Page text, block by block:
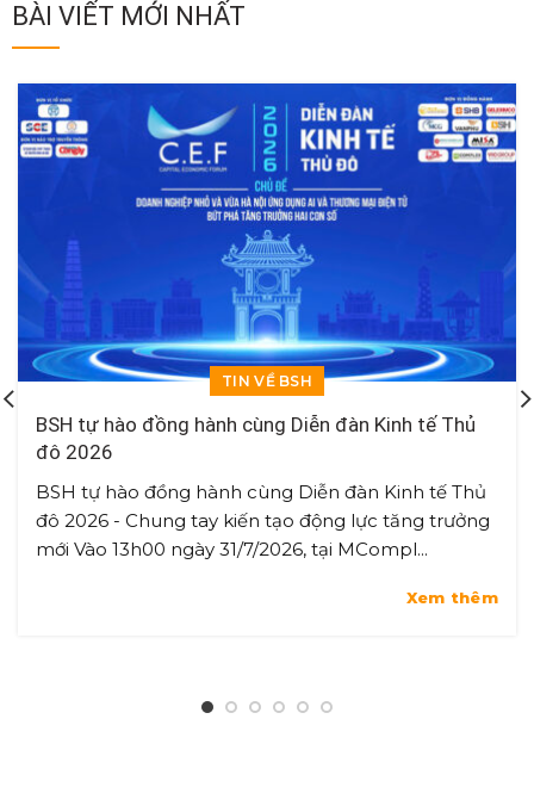
BÀI VIẾT MỚI NHẤT
TIN VỀ BSH
BSH tự hào đồng hành cùng Diễn đàn Kinh tế Thủ
đô 2026
BSH tự hào đồng hành cùng Diễn đàn Kinh tế Thủ
đô 2026 - Chung tay kiến tạo động lực tăng trưởng
mới Vào 13h00 ngày 31/7/2026, tại MCompl...
Xem thêm